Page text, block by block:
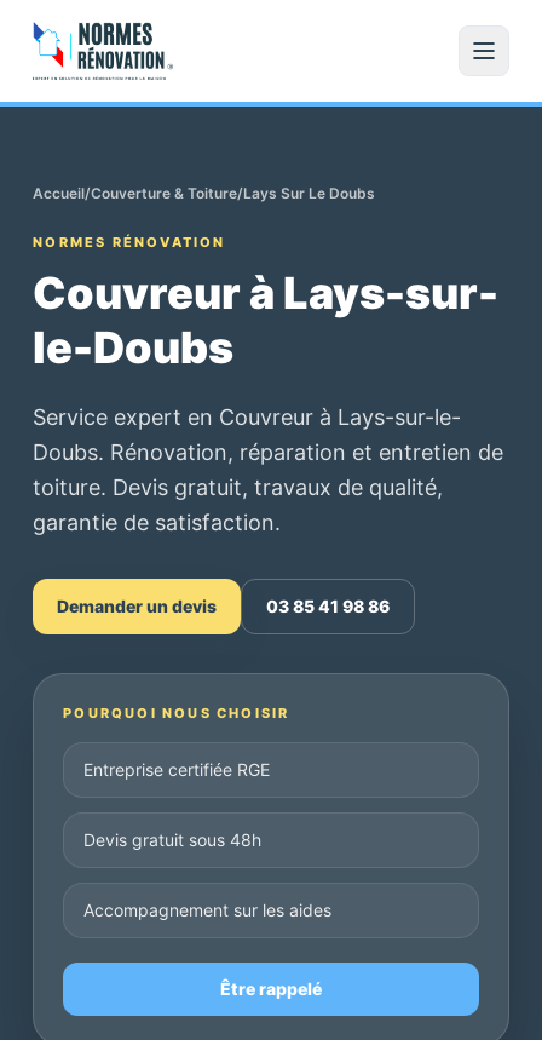
Accueil/Couverture & Toiture/Lays Sur Le Doubs
NORMES RÉNOVATION
Couvreur à Lays-sur-
le-Doubs
Service expert en Couvreur à Lays-sur-le-
Doubs. Rénovation, réparation et entretien de
toiture. Devis gratuit, travaux de qualité,
garantie de satisfaction.
Demander un devis 03 85 41 98 86
POURQUOI NOUS CHOISIR
Entreprise certifiée RGE
Devis gratuit sous 48h
Accompagnement sur les aides
Être rappelé